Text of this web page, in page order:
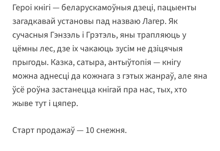
Героі кнігі — беларускамоўныя дзеці, пацыенты
загадкавай установы пад назваю Лагер. Як
сучасныя Гэнзэль і Грэтэль, яны трапляюць у
цёмны лес, дзе іх чакаюць зусім не дзіцячыя
прыгоды. Казка, сатыра, антыўтопія — кнігу
можна аднесці да кожнага з гэтых жанраў, але яна
ўсё роўна застанецца кнігай пра нас, тых, хто
жыве тут і цяпер.
Старт продажаў — 10 снежня.